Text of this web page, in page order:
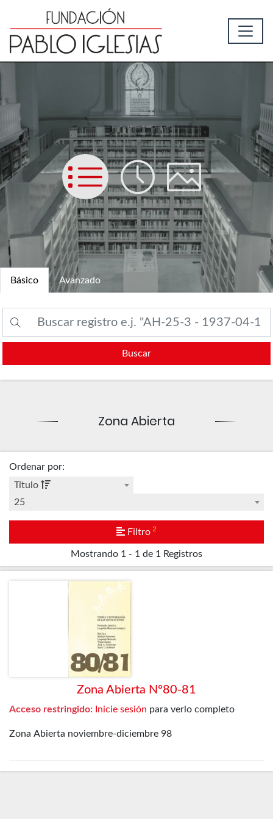
List Time Picture
Básico Avanzado
Buscar
Zona Abierta
Mostrando 1 - 1 de 1 Registros
Ordenar por:
Título
25
Filtro 2
Zona Abierta Nº80-81
Acceso restringido: Inicie sesión para verlo completo
Zona Abierta noviembre-diciembre 98